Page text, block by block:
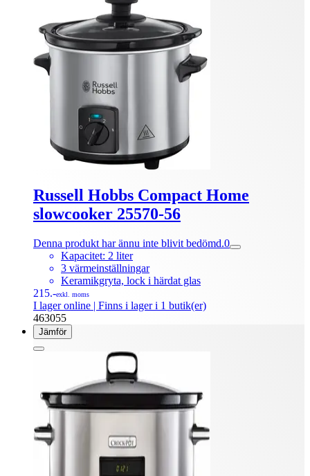
Russell Hobbs Compact Home
slowcooker 25570-56
Denna produkt har ännu inte blivit bedömd.0
Kapacitet: 2 liter
3 värmeinställningar
Keramikgryta, lock i härdat glas
215.-exkl. moms
I lager online | Finns i lager i 1 butik(er)
463055
Jämför